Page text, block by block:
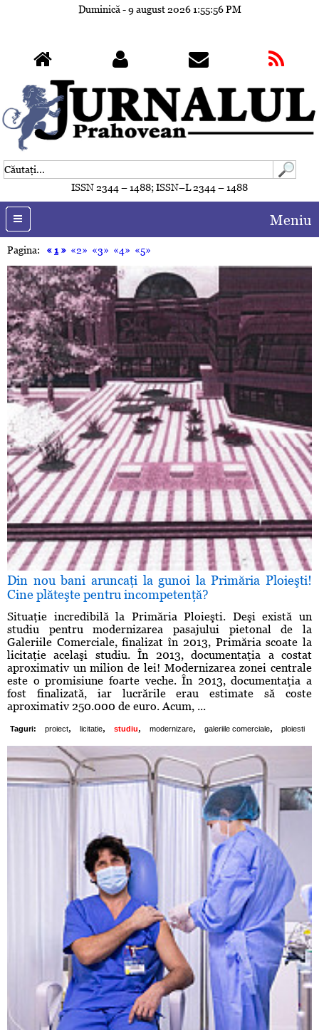
Duminică - 9 august 20261:55:59 PM
ISSN 2344 – 1488; ISSN–L 2344 – 1488
Meniu
Pagina: «1» «2» «3» «4» «5»
Din nou bani aruncaţi la gunoi la Primăria Ploieşti!
Cine plăteşte pentru incompetenţă?
Situaţie incredibilă la Primăria Ploieşti. Deşi există un
studiu pentru modernizarea pasajului pietonal de la
Galeriile Comerciale, finalizat în 2013, Primăria scoate la
licitaţie acelaşi studiu. În 2013, documentaţia a costat
aproximativ un milion de lei! Modernizarea zonei centrale
este o promisiune foarte veche. În 2013, documentaţia a
fost finalizată, iar lucrările erau estimate să coste
aproximativ 250.000 de euro. Acum, ...
Taguri: proiect, licitatie, studiu, modernizare, galeriile comerciale, ploiesti